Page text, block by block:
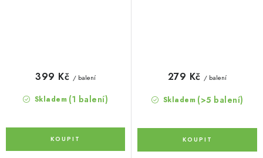
Skladem (1 balení)
399 Kč / balení
Skladem (>5 balení)
279 Kč / balení